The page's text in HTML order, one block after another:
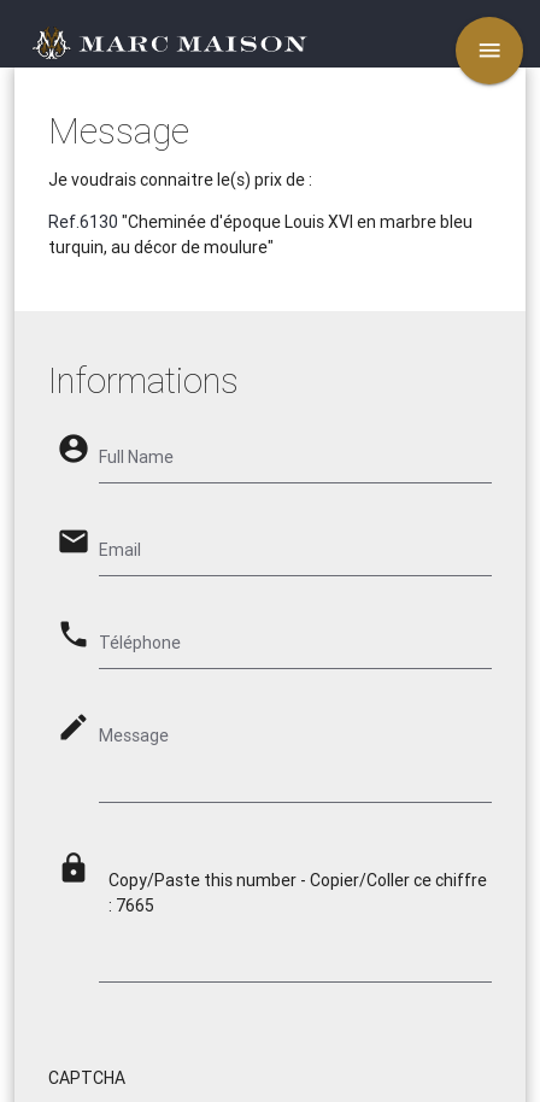
menu
Message
Je voudrais connaitre le(s) prix de :
Ref.6130 "Cheminée d'époque Louis XVI en marbre bleu
turquin, au décor de moulure"
Informations
account_circle Full Name
email Email
phone Téléphone
mode_edit Message
lock
Copy/Paste this number - Copier/Coller ce chiffre
: 7665
CAPTCHA